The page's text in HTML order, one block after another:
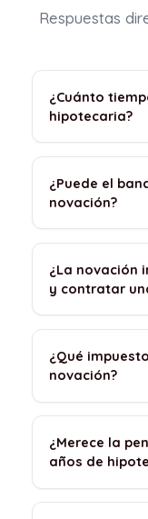
Respuestas
¿Cuánto
hipotecaria?
¿Puede el
novación?
¿La novación
y contratar
¿Qué
novación?
¿Merece la
años de